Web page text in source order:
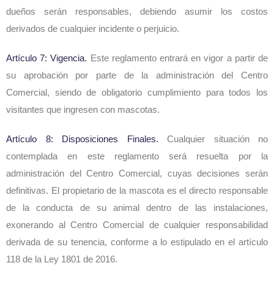
dueños serán responsables, debiendo asumir los costos
derivados de cualquier incidente o perjuicio.
Artículo 7: Vigencia. Este reglamento entrará en vigor a partir de
su aprobación por parte de la administración del Centro
Comercial, siendo de obligatorio cumplimiento para todos los
visitantes que ingresen con mascotas.
Artículo 8: Disposiciones Finales. Cualquier situación no
contemplada en este reglamento será resuelta por la
administración del Centro Comercial, cuyas decisiones serán
definitivas. El propietario de la mascota es el directo responsable
de la conducta de su animal dentro de las instalaciones,
exonerando al Centro Comercial de cualquier responsabilidad
derivada de su tenencia, conforme a lo estipulado en el artículo
118 de la Ley 1801 de 2016.